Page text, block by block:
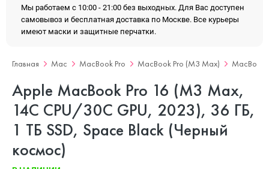
Мы работаем с 10:00 - 21:00 без выходных. Для Вас доступен
самовывоз и бесплатная доставка по Москве. Все курьеры
имеют маски и защитные перчатки.
Главная Mac MacBook Pro MacBook Pro (M3 Max) MacBook
Apple MacBook Pro 16 (M3 Max,
14C CPU/30C GPU, 2023), 36 ГБ,
1 ТБ SSD, Space Black (Черный
космос)